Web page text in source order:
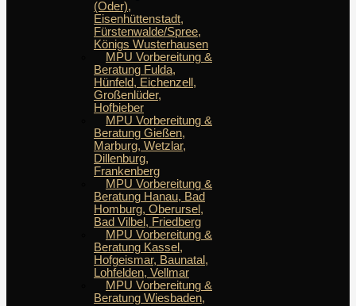
(Oder),
Eisenhüttenstadt,
Fürstenwalde/Spree,
Königs Wusterhausen
MPU Vorbereitung &
Beratung Fulda,
Hünfeld, Eichenzell,
Großenlüder,
Hofbieber
MPU Vorbereitung &
Beratung Gießen,
Marburg, Wetzlar,
Dillenburg,
Frankenberg
MPU Vorbereitung &
Beratung Hanau, Bad
Homburg, Oberursel,
Bad Vilbel, Friedberg
MPU Vorbereitung &
Beratung Kassel,
Hofgeismar, Baunatal,
Lohfelden, Vellmar
MPU Vorbereitung &
Beratung Wiesbaden,